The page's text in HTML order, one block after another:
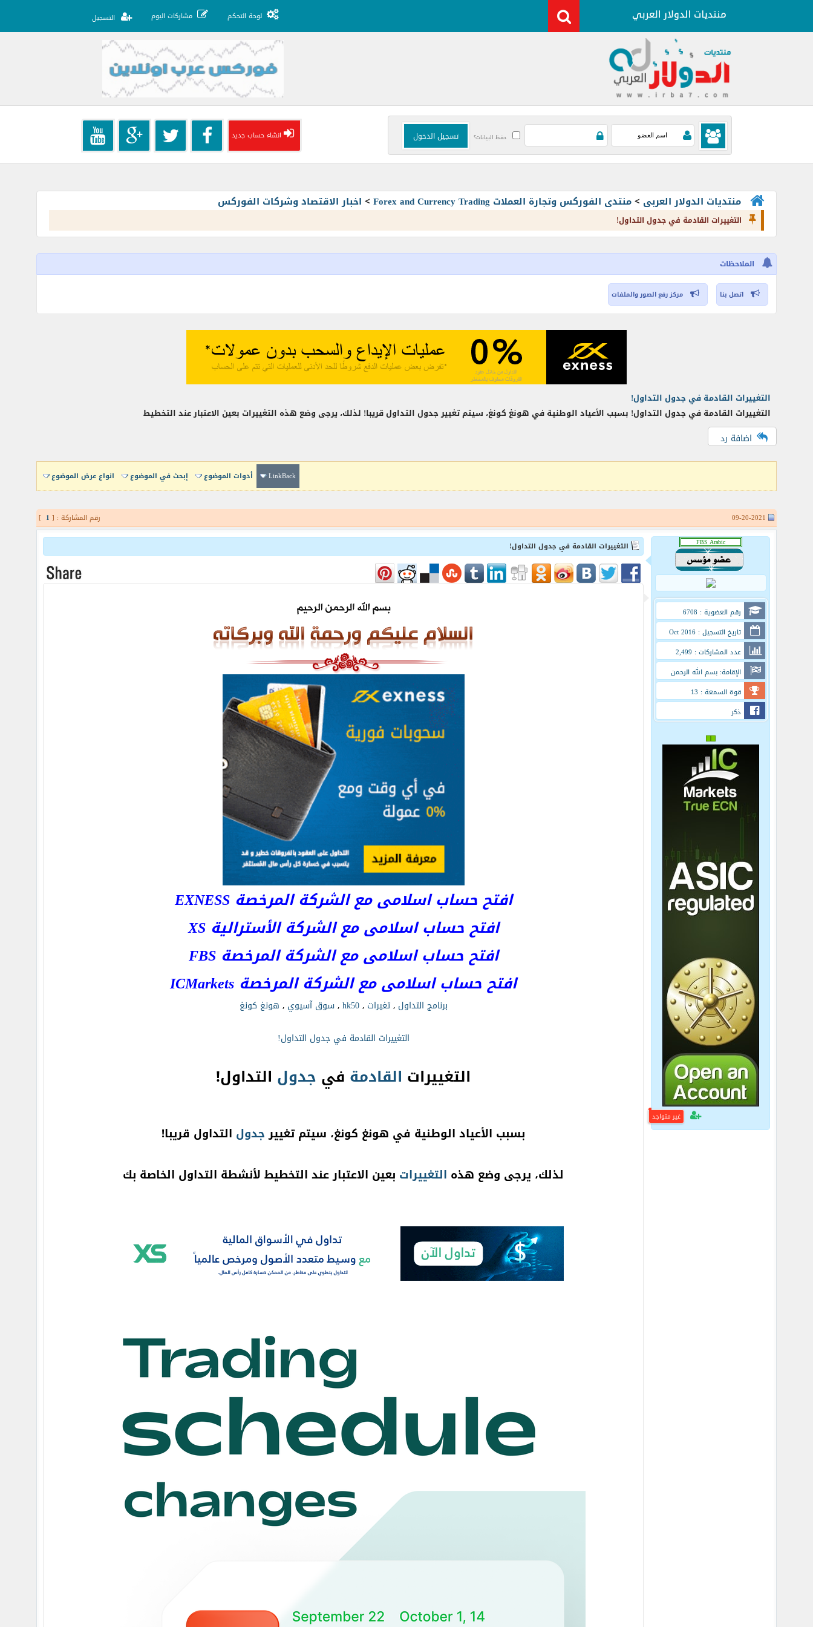
لوحة التحكم مشاركات اليوم التسجيل
حفظ البيانات؟ انشاء حساب جديد
منتديات الدولار العربى >منتدى الفوركس وتجارة العملات Forex and Currency Trading > اخبار الاقتصاد وشركات الفوركس
التغييرات القادمة في جدول التداول!
الملاحظات
اتصل بنا مركز رفع الصور والملفات
التغييرات القادمة في جدول التداول!
التغييرات القادمة في جدول التداول! بسبب الأعياد الوطنية في هونغ كونغ، سيتم تغيير جدول التداول قريبا! لذلك، يرجى وضع هذه التغييرات بعين الاعتبار عند التخطيط
اضافة رد
LinkBack أدوات الموضوع إبحث في الموضوع انواع عرض الموضوع
رقم المشاركة : [ 1
]
رقم العضوية : 6708
تاريخ التسجيل : Oct 2016
عدد المشاركات : 2,499
الإقامة: بسم الله الرحمن
الرحيم
قوة السمعة : 13
ذكر
غير متواجد
التغييرات القادمة في جدول التداول!
افتح حساب اسلامى مع الشركة المرخصة EXNESS
افتح حساب اسلامى مع الشركة الأسترالية XS
افتح حساب اسلامى مع الشركة المرخصة FBS
افتح حساب اسلامى مع الشركة المرخصة ICMarkets
برنامج التداول ,تغيرات ,
hk50
,سوق آسيوي , هونغ كونغ
التغييرات القادمة في جدول التداول!
التغييرات القادمة في جدول التداول!
بسبب الأعياد الوطنية في هونغ كونغ، سيتم تغييرجدول التداول قريبا!
لذلك، يرجى وضع هذه التغييرات بعين الاعتبار عند التخطيط لأنشطة التداول الخاصة بك